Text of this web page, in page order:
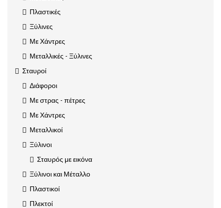
Πλαστικές
Ξύλινες
Με Χάντρες
Μεταλλικές - Ξύλινες
Σταυροί
Διάφοροι
Με στρας - πέτρες
Με Χάντρες
Μεταλλικοί
Ξύλινοι
Σταυρός με εικόνα
Ξύλινοι και Μέταλλο
Πλαστικοί
Πλεκτοί